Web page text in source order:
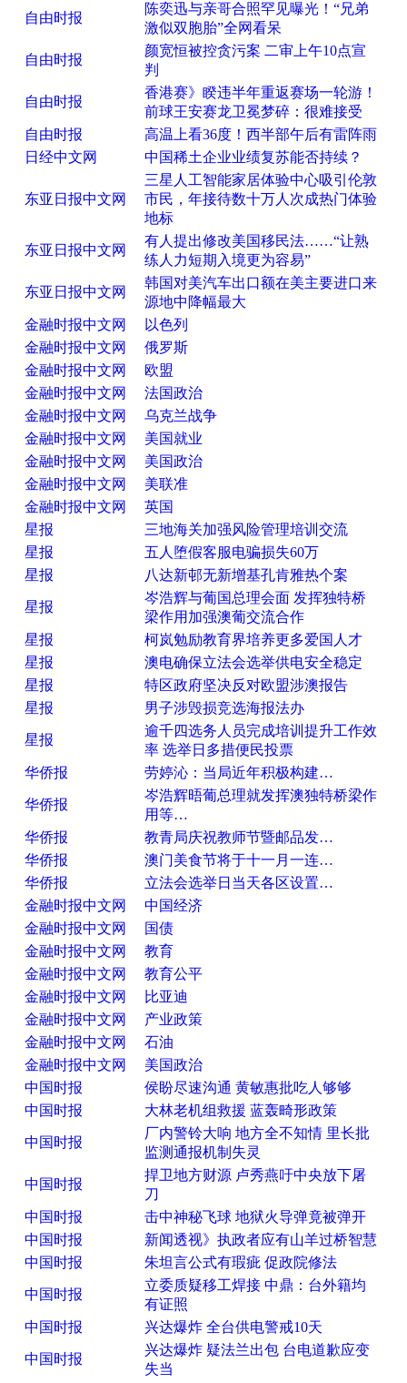
自由时报
陈奕迅与亲哥合照罕见曝光！“兄弟
激似双胞胎”全网看呆
自由时报
颜宽恒被控贪污案 二审上午10点宣
判
自由时报
香港赛》睽违半年重返赛场一轮游！
前球王安赛龙卫冕梦碎：很难接受
自由时报
高温上看36度！西半部午后有雷阵雨
日经中文网
中国稀土企业业绩复苏能否持续？
东亚日报中文网
三星人工智能家居体验中心吸引伦敦
市民，年接待数十万人次成热门体验
地标
东亚日报中文网
有人提出修改美国移民法……“让熟
练人力短期入境更为容易”
东亚日报中文网
韩国对美汽车出口额在美主要进口来
源地中降幅最大
金融时报中文网
以色列
金融时报中文网
俄罗斯
金融时报中文网
欧盟
金融时报中文网
法国政治
金融时报中文网
乌克兰战争
金融时报中文网
美国就业
金融时报中文网
美国政治
金融时报中文网
美联准
金融时报中文网
英国
星报
三地海关加强风险管理培训交流
星报
五人堕假客服电骗损失60万
星报
八达新邨无新增基孔肯雅热个案
星报
岑浩辉与葡国总理会面 发挥独特桥
梁作用加强澳葡交流合作
星报
柯岚勉励教育界培养更多爱国人才
星报
澳电确保立法会选举供电安全稳定
星报
特区政府坚决反对欧盟涉澳报告
星报
男子涉毁损竞选海报法办
星报
逾千四选务人员完成培训提升工作效
率 选举日多措便民投票
华侨报
劳婷沁：当局近年积极构建…
华侨报
岑浩辉晤葡总理就发挥澳独特桥梁作
用等…
华侨报
教青局庆祝教师节暨邮品发…
华侨报
澳门美食节将于十一月一连…
华侨报
立法会选举日当天各区设置…
金融时报中文网
中国经济
金融时报中文网
国债
金融时报中文网
教育
金融时报中文网
教育公平
金融时报中文网
比亚迪
金融时报中文网
产业政策
金融时报中文网
石油
金融时报中文网
美国政治
中国时报
侯盼尽速沟通 黄敏惠批吃人够够
中国时报
大林老机组救援 蓝轰畸形政策
中国时报
厂内警铃大响 地方全不知情 里长批
监测通报机制失灵
中国时报
捍卫地方财源 卢秀燕吁中央放下屠
刀
中国时报
击中神秘飞球 地狱火导弹竟被弹开
中国时报
新闻透视》执政者应有山羊过桥智慧
中国时报
朱坦言公式有瑕疵 促政院修法
中国时报
立委质疑移工焊接 中鼎：台外籍均
有证照
中国时报
兴达爆炸 全台供电警戒10天
中国时报
兴达爆炸 疑法兰出包 台电道歉应变
失当